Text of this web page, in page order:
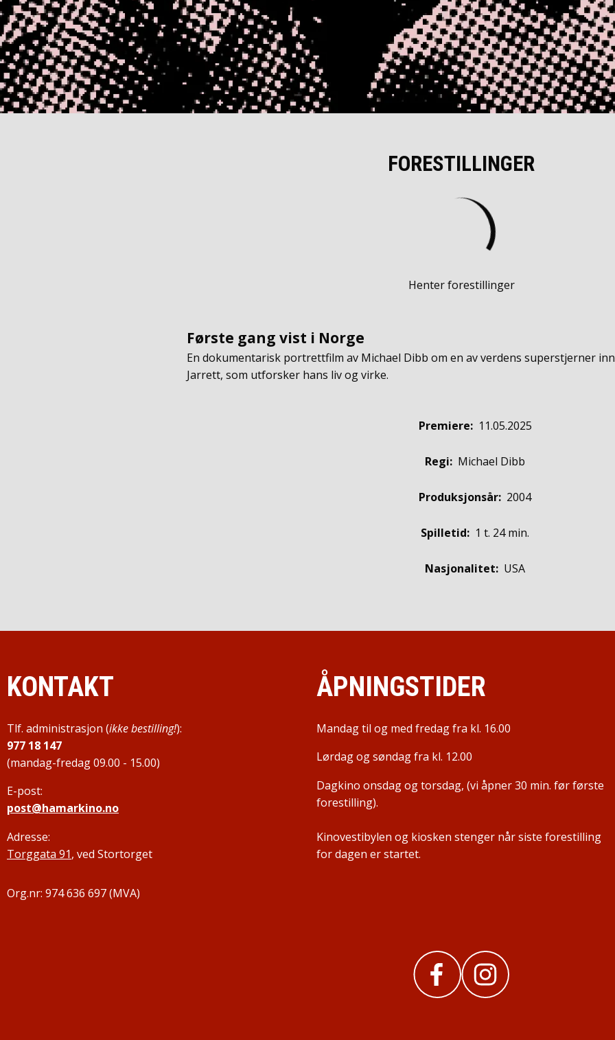
FORESTILLINGER
Henter forestillinger
Første gang vist i Norge
En dokumentarisk portrettfilm av Michael Dibb om en av verdens superstjerner
Jarrett, som utforsker hans liv og virke.
Premiere: 11.05.2025
Regi: Michael Dibb
Produksjonsår: 2004
Spilletid: 1 t. 24 min.
Nasjonalitet: USA
KONTAKT
Tlf. administrasjon (ikke bestilling!):
977 18 147
(mandag-fredag 09.00 - 15.00)
E-post:
post@hamarkino.no
Adresse:
Torggata 91, ved Stortorget
Org.nr: 974 636 697 (MVA)
ÅPNINGSTIDER
Mandag til og med fredag fra kl. 16.00
Lørdag og søndag fra kl. 12.00
Dagkino onsdag og torsdag, (vi åpner 30 min. før første
forestilling).
Kinovestibylen og kiosken stenger når siste forestilling
for dagen er startet.